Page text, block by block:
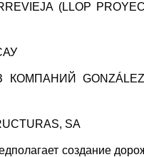
(LLOP
GONZÁLEZ
SA
создание